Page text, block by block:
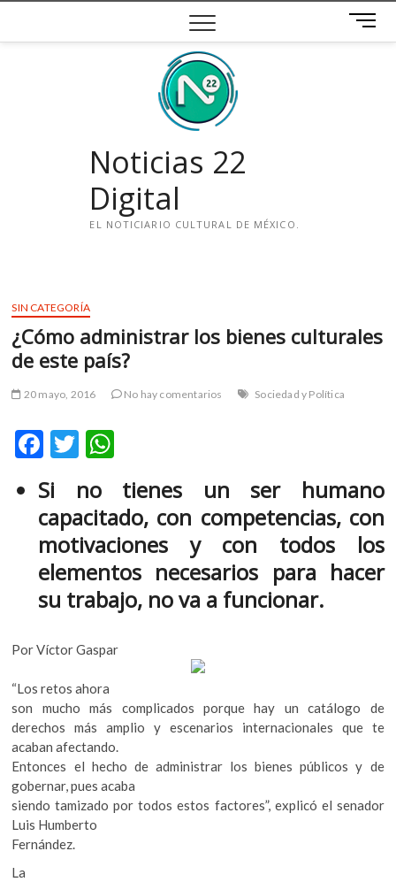
contenido
B
o
Noticias 22
Digital
EL NOTICIARIO CULTURAL DE MÉXICO.
g
s
k
k
SIN CATEGORÍA
¿Cómo administrar los bienes culturales
de este país?
20 mayo, 2016 No hay comentarios Sociedad y Política
F
e
b
o
o
k
T
itt
er
at
s
A
p
p
Si no tienes un ser humano
capacitado, con competencias, con
motivaciones y con todos los
elementos necesarios para hacer
su trabajo, no va a funcionar.
Por Víctor Gaspar
“Los retos ahora
son mucho más complicados porque hay un catálogo de
derechos más amplio y escenarios internacionales que te
acaban afectando.
Entonces el hecho de administrar los bienes públicos y de
gobernar, pues acaba
siendo tamizado por todos estos factores”, explicó el senador
Luis Humberto
Fernández.
La